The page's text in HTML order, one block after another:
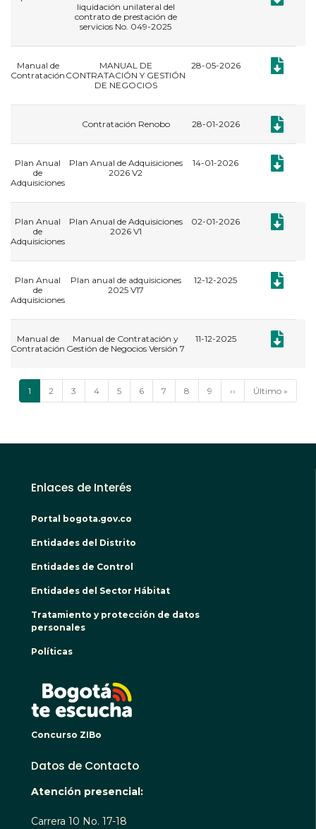
liquidación unilateral del
contrato de prestación de
servicios No. 049-2025
Manual de
Contratación
MANUAL DE
CONTRATACIÓN Y GESTIÓN
DE NEGOCIOS
28-05-2026
Contratación Renobo 28-01-2026
Plan Anual
de
Adquisiciones
Plan Anual de Adquisiciones
2026 V2
14-01-2026
Plan Anual
de
Adquisiciones
Plan Anual de Adquisiciones
2026 V1
02-01-2026
Plan Anual
de
Adquisiciones
Plan anual de adquisiciones
2025 V17
12-12-2025
Manual de
Contratación
Manual de Contratación y
Gestión de Negocios Versión 7
11-12-2025
Paginación
Página
actual
1 Página
2 Página
3 Página
4 Página
5 Página
6 Página
7 Página
8 Página
9
Siguiente
página
››
Última
página
Último »
Enlaces de Interés
Portal bogota.gov.co
Entidades del Distrito
Entidades de Control
Entidades del Sector Hábitat
Tratamiento y protección de datos
personales
Políticas
Concurso ZIBo
Datos de Contacto
Atención presencial:
Carrera 10 No. 17-18